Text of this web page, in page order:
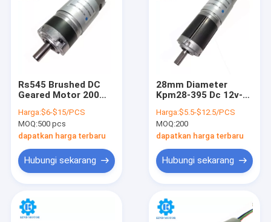
Rs545 Brushed DC
Geared Motor 200
Planetary 36mm
Harga:$6-$15/PCS
MOQ:500 pcs
dapatkan harga terbaru
Hubungi sekarang
28mm Diameter
Kpm28-395 Dc 12v-
Motor Dengan
Encoder
Harga:$5.5-$12.5/PCS
MOQ:200
dapatkan harga terbaru
Hubungi sekarang